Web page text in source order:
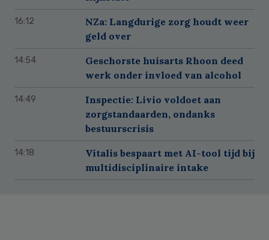
16:12
NZa: Langdurige zorg houdt weer
geld over
14:54
Geschorste huisarts Rhoon deed
werk onder invloed van alcohol
14:49
Inspectie: Livio voldoet aan
zorgstandaarden, ondanks
bestuurscrisis
14:18
Vitalis bespaart met AI-tool tijd bij
multidisciplinaire intake